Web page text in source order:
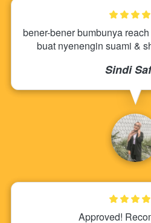
bener-bener bumbunya
buat nyenengin suami &
Sindi
Approved!